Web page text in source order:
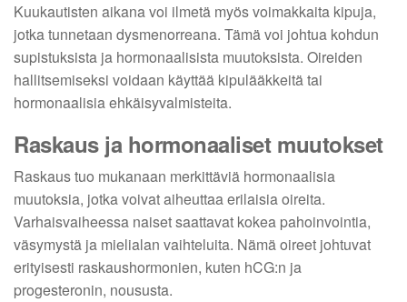
Kuukautisten aikana voi ilmetä myös voimakkaita kipuja,
jotka tunnetaan dysmenorreana. Tämä voi johtua kohdun
supistuksista ja hormonaalisista muutoksista. Oireiden
hallitsemiseksi voidaan käyttää kipulääkkeitä tai
hormonaalisia ehkäisyvalmisteita.
Raskaus ja hormonaaliset muutokset
Raskaus tuo mukanaan merkittäviä hormonaalisia
muutoksia, jotka voivat aiheuttaa erilaisia oireita.
Varhaisvaiheessa naiset saattavat kokea pahoinvointia,
väsymystä ja mielialan vaihteluita. Nämä oireet johtuvat
erityisesti raskaushormonien, kuten hCG:n ja
progesteronin, noususta.